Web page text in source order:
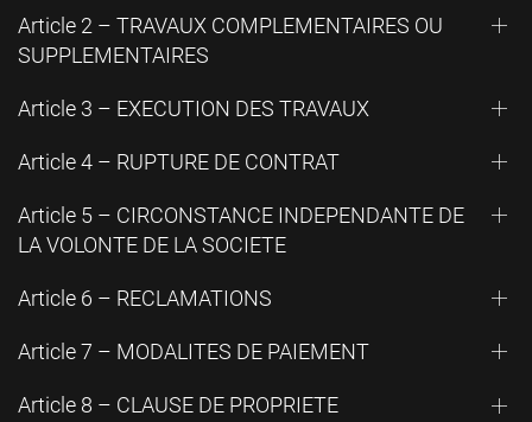
Article 2 – TRAVAUX COMPLEMENTAIRES OU
SUPPLEMENTAIRES
Article 3 – EXECUTION DES TRAVAUX
Article 4 – RUPTURE DE CONTRAT
Article 5 – CIRCONSTANCE INDEPENDANTE DE
LA VOLONTE DE LA SOCIETE
Article 6 – RECLAMATIONS
Article 7 – MODALITES DE PAIEMENT
Article 8 – CLAUSE DE PROPRIETE